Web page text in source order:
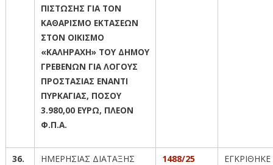
ΠΙΣΤΩΣΗΣ ΓΙΑ ΤΟΝ
ΚΑΘΑΡΙΣΜΟ ΕΚΤΑΣΕΩΝ
ΣΤΟΝ ΟΙΚΙΣΜΟ
«ΚΑΛΗΡΑΧΗ» ΤΟΥ ΔΗΜΟΥ
ΓΡΕΒΕΝΩΝ ΓΙΑ ΛΟΓΟΥΣ
ΠΡΟΣΤΑΣΙΑΣ ΕΝΑΝΤΙ
ΠΥΡΚΑΓΙΑΣ, ΠΟΣΟΥ
3.980,00 ΕΥΡΩ, ΠΛΕΟΝ
Φ.Π.Α.
36. ΗΜΕΡΗΣΙΑΣ ΔΙΑΤΑΞΗΣ 1488/25
ΕΓΚΡΙΘΗΚΕ